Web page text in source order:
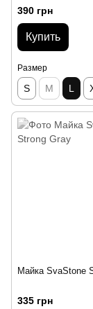
Белый
390 грн
Купить
Размер
S M L
Майка SvaStone
335 грн